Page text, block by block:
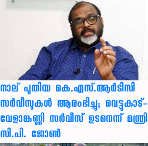
നാല് പുതിയ കെ.എസ്.ആർടിസി
സർവീസുകൾ ആരംഭിച്ചു; വെട്ടുകാട്-
വേളാങ്കണ്ണി സർവീസ് ഉടനെന്ന് മന്ത്രി
സി.പി. ജോൺ